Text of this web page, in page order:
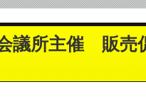
議所主催 販売